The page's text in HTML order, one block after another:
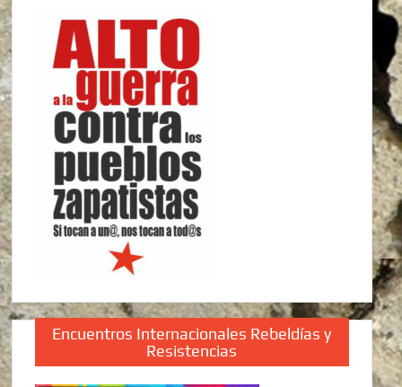
Encuentros Internacionales Rebeldías y
Resistencias